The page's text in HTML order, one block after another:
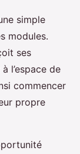
simple
modules.
ses
l’espace de
commencer
propre